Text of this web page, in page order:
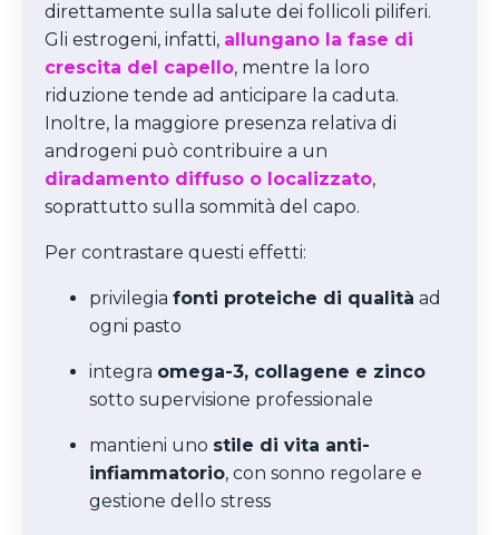
direttamente sulla salute dei follicoli piliferi.
Gli estrogeni, infatti, allungano la fase di
crescita del capello, mentre la loro
riduzione tende ad anticipare la caduta.
Inoltre, la maggiore presenza relativa di
androgeni può contribuire a un
diradamento diffuso o localizzato,
soprattutto sulla sommità del capo.
Per contrastare questi effetti:
privilegia fonti proteiche di qualità ad
ogni pasto
integra omega-3, collagene e zinco
sotto supervisione professionale
mantieni uno stile di vita anti-
infiammatorio, con sonno regolare e
gestione dello stress